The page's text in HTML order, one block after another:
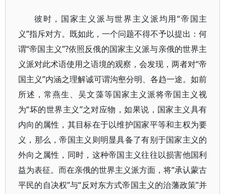
彼时，国家主义派与世界主义派均用“帝国主
义”指斥对方。既如此，一个问题不得不予以提出：何
谓“帝国主义”?依照反俄的国家主义派与亲俄的世界主
义派对此术语使用之语境的观察，会发现，两者对“帝
国主义”内涵之理解诚可谓沟壑分明、各趋一途。如前
所述，常燕生、吴文藻等国家主义派将帝国主义视
为“坏的世界主义”之对应物，如果说，国家主义具有
内向的属性，其目标在于以维护国家平等和主权为要
义，那么，帝国主义则明显具备了有别于国家主义的
外向之属性，同时，这种帝国主义往往以损害他国利
益为表征。而在亲俄的世界主义派方面，将“承认蒙古
平民的自决权”与“反对东方式帝国主义的治藩政策”并